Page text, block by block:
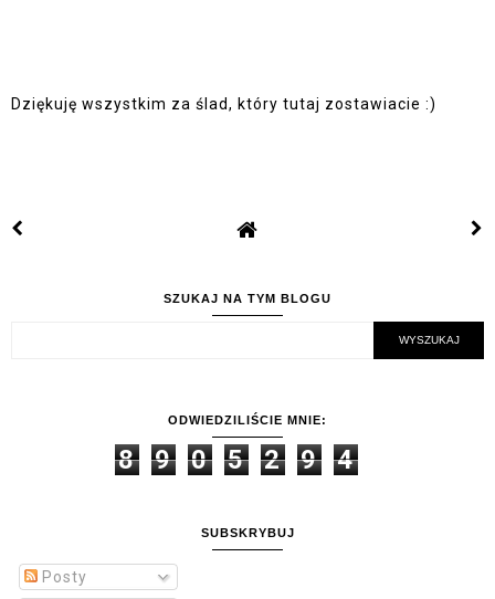
Dziękuję wszystkim za ślad, który tutaj zostawiacie :)
SZUKAJ NA TYM BLOGU
ODWIEDZILIŚCIE MNIE:
8 9 0 5 2 9 4
SUBSKRYBUJ
Posty